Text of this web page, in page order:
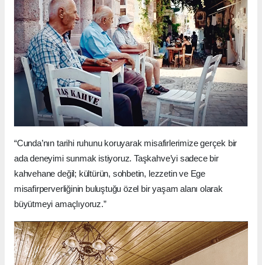
“Cunda’nın tarihi ruhunu koruyarak misafirlerimize gerçek bir
ada deneyimi sunmak istiyoruz. Taşkahve’yi sadece bir
kahvehane değil; kültürün, sohbetin, lezzetin ve Ege
misafirperverliğinin buluştuğu özel bir yaşam alanı olarak
büyütmeyi amaçlıyoruz.”